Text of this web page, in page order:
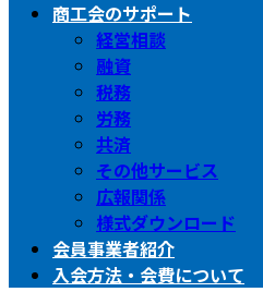
商工会のサポート
経営相談
融資
税務
労務
共済
その他サービス
広報関係
様式ダウンロード
会員事業者紹介
入会方法・会費について